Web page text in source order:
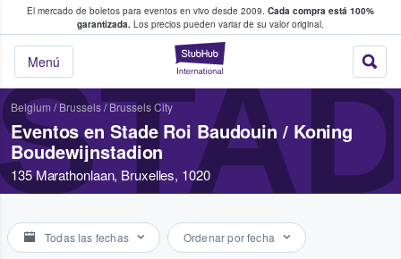
El mercado de boletos para eventos en vivo desde 2009. Cada compra está 100%
garantizada. Los precios pueden variar de su valor original.
StubHub: donde
Menú
fans compran y venden boletos
Belgium / Brussels/Brussels City
Eventos en Stade Roi Baudouin / Koning
Boudewijnstadion
135 Marathonlaan, Bruxelles, 1020
Todas las fechas Ordenar por fecha